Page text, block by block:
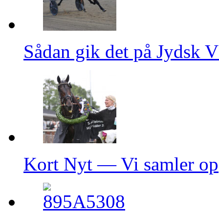
Sådan gik det på Jydsk
Kort Nyt — Vi samler op